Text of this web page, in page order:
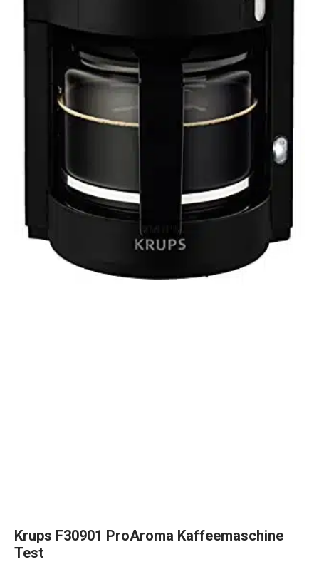
Krups F30901 ProAroma Kaffeemaschine
Test